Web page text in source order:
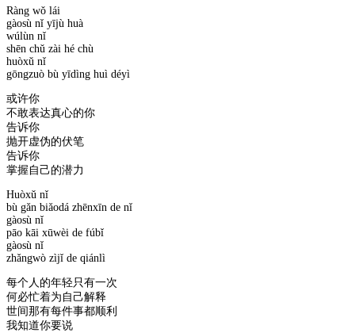
Ràng wǒ lái
gàosù nǐ yījù huà
wúlùn nǐ
shēn chǔ zài hé chù
huòxǔ nǐ
gōngzuò bù yīdìng huì déyì
或许你
不敢表达真心的你
告诉你
抛开虚伪的伏笔
告诉你
掌握自己的潜力
Huòxǔ nǐ
bù gǎn biǎodá zhēnxīn de nǐ
gàosù nǐ
pāo kāi xūwèi de fúbǐ
gàosù nǐ
zhǎngwò zìjǐ de qiánlì
每个人的年轻只有一次
何必忙着为自己解释
世间那有每件事都顺利
我知道你要说